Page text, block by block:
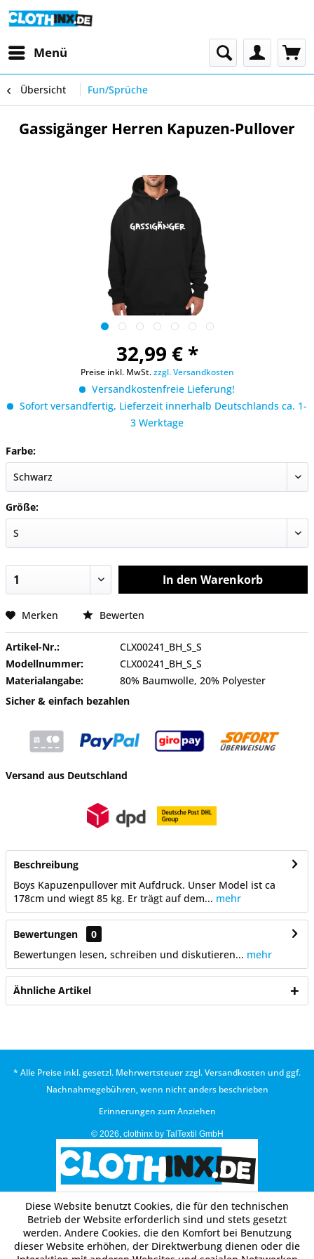
Menü
Übersicht Fun/Sprüche
Gassigänger Herren Kapuzen-Pullover
32,99 € *
Preise inkl. MwSt.zzgl. Versandkosten
Versandkostenfreie Lieferung!
Sofort versandfertig, Lieferzeit innerhalb Deutschlands ca. 1-
3 Werktage
Farbe:
Größe:
In den Warenkorb
Merken Bewerten
Artikel-Nr.:
CLX00241_BH_S_S
Modellnummer:
CLX00241_BH_S_S
Materialangabe:
80% Baumwolle, 20% Polyester
Sicher & einfach bezahlen
Versand aus Deutschland
Beschreibung
Boys Kapuzenpullover mit Aufdruck. Unser Model ist ca
178cm und wiegt 85 kg. Er trägt auf dem... mehr
Bewertungen
0
Bewertungen lesen, schreiben und diskutieren... mehr
Ähnliche Artikel
* Alle Preise inkl. gesetzl. Mehrwertsteuer zzgl.Versandkosten und ggf.
Nachnahmegebühren, wenn nicht anders beschrieben
Erinnerungen zum Anziehen
© 2026, clothinx by TalTextil GmbH
Diese Website benutzt Cookies, die für den technischen
Betrieb der Website erforderlich sind und stets gesetzt
werden. Andere Cookies, die den Komfort bei Benutzung
dieser Website erhöhen, der Direktwerbung dienen oder die